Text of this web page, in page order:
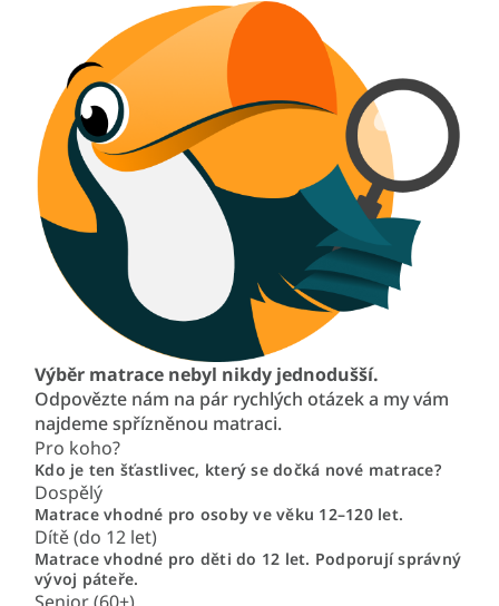
Výběr matrace nebyl nikdy jednodušší.
Odpovězte nám na pár rychlých otázek a my vám
najdeme spřízněnou matraci.
Pro koho?
Kdo je ten šťastlivec, který se dočká nové matrace?
Dospělý
Matrace vhodné pro osoby ve věku 12–120 let.
Dítě (do 12 let)
Matrace vhodné pro děti do 12 let. Podporují správný
vývoj páteře.